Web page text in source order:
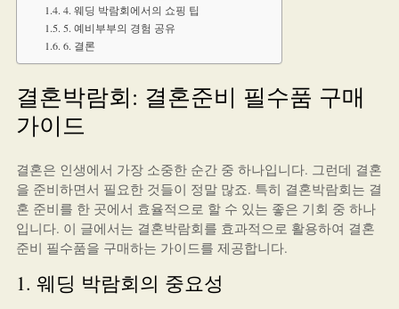
4. 웨딩 박람회에서의 쇼핑 팁
5. 예비부부의 경험 공유
6. 결론
결혼박람회: 결혼준비 필수품 구매
가이드
결혼은 인생에서 가장 소중한 순간 중 하나입니다. 그런데 결혼
을 준비하면서 필요한 것들이 정말 많죠. 특히 결혼박람회는 결
혼 준비를 한 곳에서 효율적으로 할 수 있는 좋은 기회 중 하나
입니다. 이 글에서는 결혼박람회를 효과적으로 활용하여 결혼
준비 필수품을 구매하는 가이드를 제공합니다.
1. 웨딩 박람회의 중요성